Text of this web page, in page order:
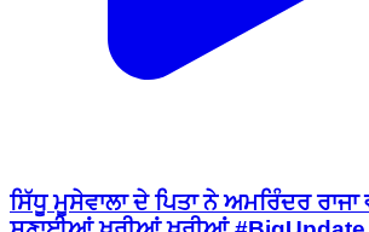
ਸਿੱਧੂ ਮੂਸੇਵਾਲਾ ਦੇ ਪਿਤਾ ਨੇ ਅਮਰਿੰਦਰ